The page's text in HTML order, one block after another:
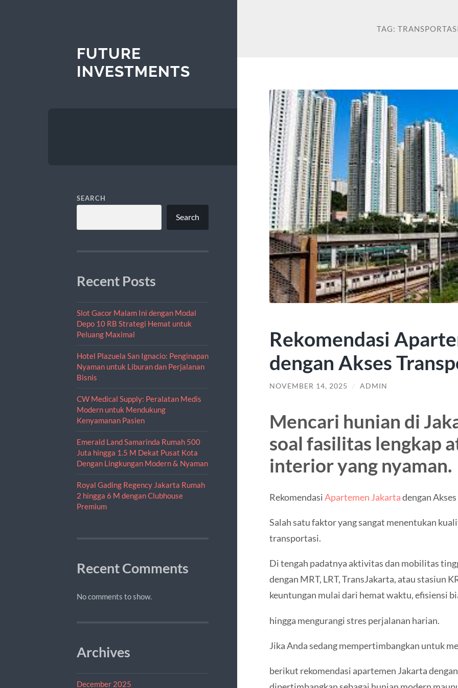
FUTURE
INVESTMENTS
SEARCH
Search
Recent Posts
Slot Gacor Malam Ini dengan Modal
Depo 10 RB Strategi Hemat untuk
Peluang Maximal
Hotel Plazuela San Ignacio: Penginapan
Nyaman untuk Liburan dan Perjalanan
Bisnis
CW Medical Supply: Peralatan Medis
Modern untuk Mendukung
Kenyamanan Pasien
Emerald Land Samarinda Rumah 500
Juta hingga 1.5 M Dekat Pusat Kota
Dengan Lingkungan Modern & Nyaman
Royal Gading Regency Jakarta Rumah
2 hingga 6 M dengan Clubhouse
Premium
Recent Comments
No comments to show.
Archives
December 2025
TAG:
Rekomendasi
dengan Akses
NOVEMBER 14, 2025 / ADMIN
Mencari hunian di
soal fasilitas lengkap
interior yang nyaman.
RekomendasiApartemen Jakartadengan
Salah satu faktor yang sangat menentukan
transportasi.
Di tengah padatnya aktivitas dan mobilitas
dengan MRT, LRT, TransJakarta, atau stasiun
keuntungan mulai dari hemat waktu, efisiensi
hingga mengurangi stres perjalanan harian.
Jika Anda sedang mempertimbangkan untuk
berikut rekomendasi apartemen Jakarta